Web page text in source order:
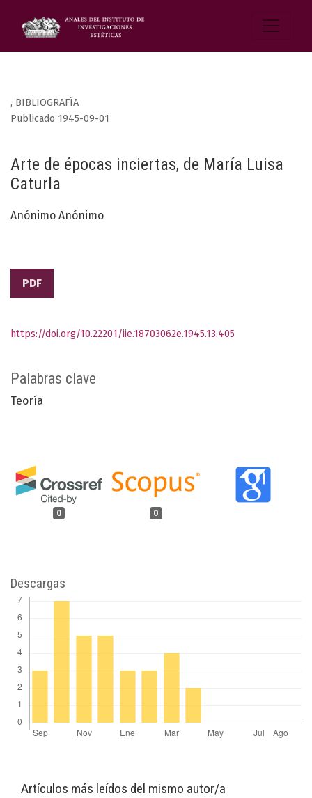
, BIBLIOGRAFÍA
Arte de épocas inciertas, de María Luisa
Caturla
Publicado 1945-09-01
Anónimo Anónimo
PDF
Palabras clave
Teoría
0 0
https://doi.org/10.22201/iie.18703062e.1945.13.405
Descargas
Artículos más leídos del mismo autor/a